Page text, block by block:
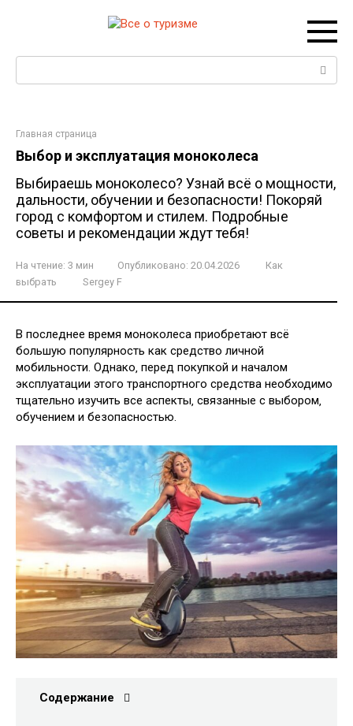
Главная страница
Выбор и эксплуатация моноколеса
Выбираешь моноколесо? Узнай всё о мощности,
дальности, обучении и безопасности! Покоряй
город с комфортом и стилем. Подробные
советы и рекомендации ждут тебя!
На чтение: 3 мин Опубликовано: 20.04.2026
Как
выбрать
Sergey F
В последнее время моноколеса приобретают всё
большую популярность как средство личной
мобильности. Однако‚ перед покупкой и началом
эксплуатации этого транспортного средства необходимо
тщательно изучить все аспекты‚ связанные с выбором‚
обучением и безопасностью.
Содержание